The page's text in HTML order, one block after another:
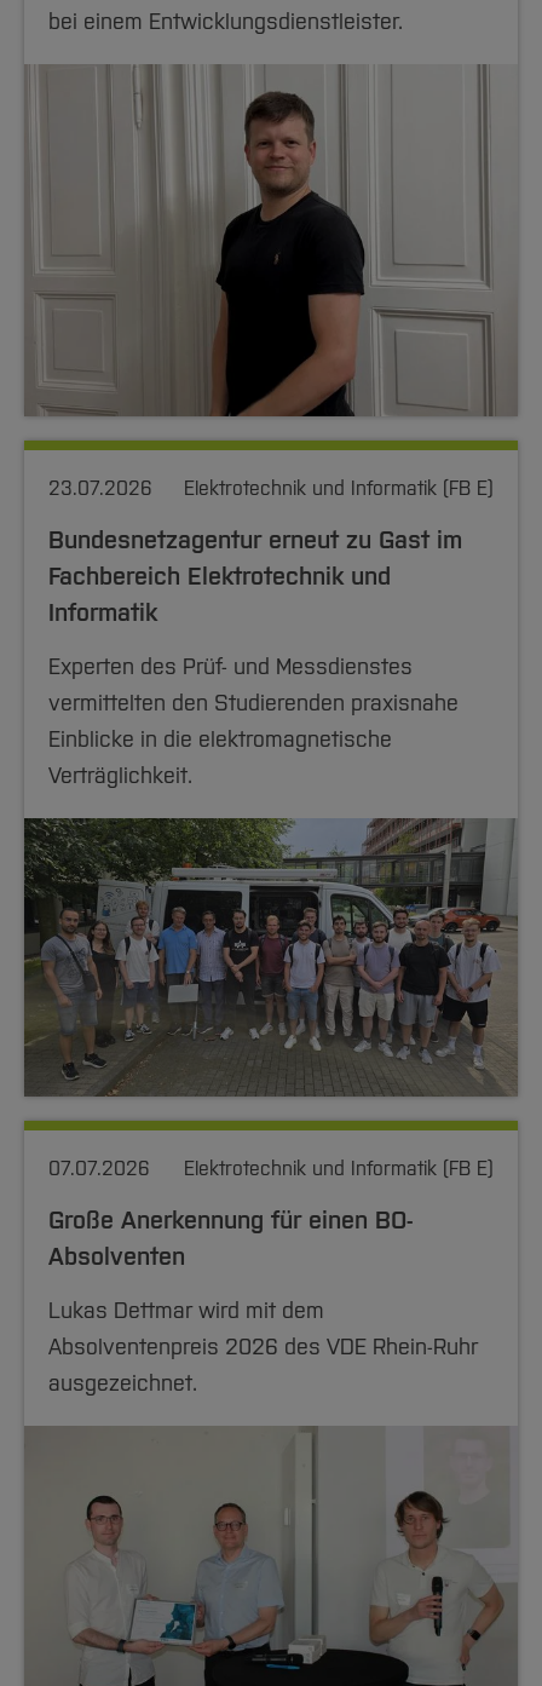
bei einem Entwicklungsdienstleister.
23.07.2026 Elektrotechnik und Informatik (FB E)
Bundesnetzagentur erneut zu Gast im
Fachbereich Elektrotechnik und
Informatik
Experten des Prüf- und Messdienstes
vermittelten den Studierenden praxisnahe
Einblicke in die elektromagnetische
Verträglichkeit.
07.07.2026 Elektrotechnik und Informatik (FB E)
Große Anerkennung für einen BO-
Absolventen
Lukas Dettmar wird mit dem
Absolventenpreis 2026 des VDE Rhein-Ruhr
ausgezeichnet.